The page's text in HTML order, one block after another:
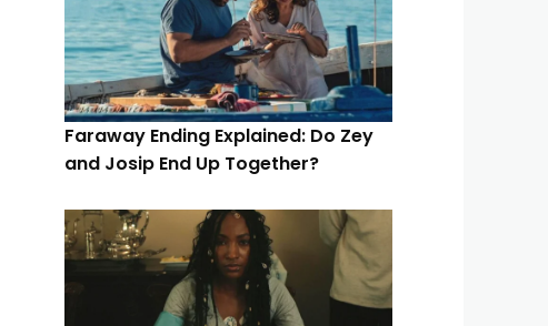
Faraway Ending Explained: Do Zey
and Josip End Up Together?